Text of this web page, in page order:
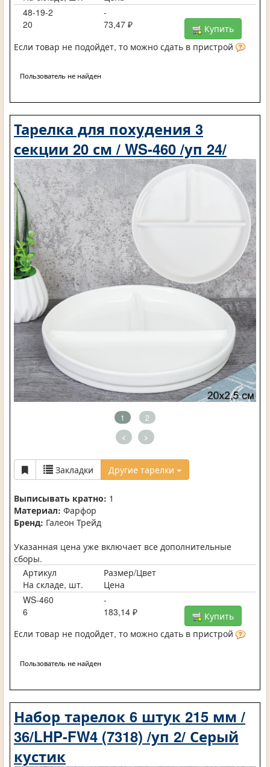
48-19-2
-
20
73,47 ₽
Купить
Если товар не подойдет, то можно сдать в пристрой
Пользователь не найден
Тарелка для похудения 3
секции 20 см / WS-460 /уп 24/
1 2
< >
Закладки Другие тарелки
Выписывать кратно: 1
Материал: Фарфор
Бренд: Галеон Трейд
Указанная цена уже включает все дополнительные
сборы.
Артикул
Размер/Цвет
На складе, шт.
Цена
WS-460
-
6
183,14 ₽
Купить
Если товар не подойдет, то можно сдать в пристрой
Пользователь не найден
Набор тарелок 6 штук 215 мм /
36/LHP-FW4 (7318) /уп 2/ Серый
кустик